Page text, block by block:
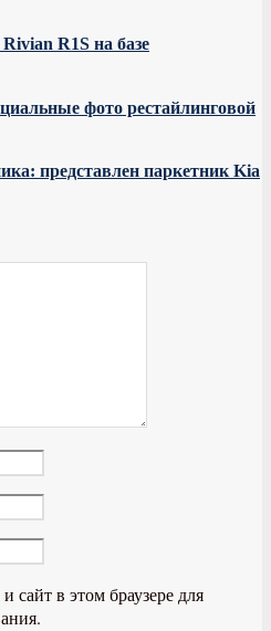
R1S на базе
фото рестайлинговой
представлен паркетник Kia
сайт в этом браузере для